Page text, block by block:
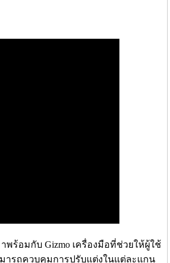
าพร้อมกับ Gizmo เครื่องมือที่ช่วยให้ผู้ใช้
ารถควบคุมการปรับแต่งในแต่ละแกน